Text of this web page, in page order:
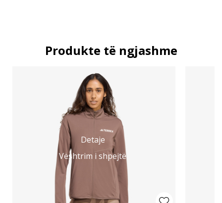
Produkte të ngjashme
Detaje
Vështrim i shpejtë